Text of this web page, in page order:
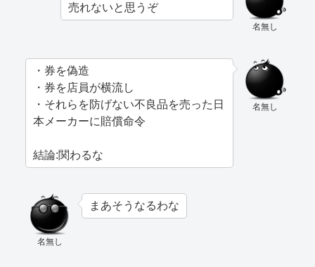
名無し
売れないと思うぞ
名無し
・券を偽造
・券を店員が横流し
・それらを防げない不良品を売った日
本メーカーに賠償命令
結論:関わるな
名無し
まあそうなるわな